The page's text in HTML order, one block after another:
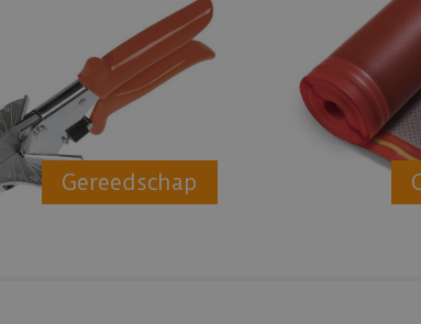
Gereedschap